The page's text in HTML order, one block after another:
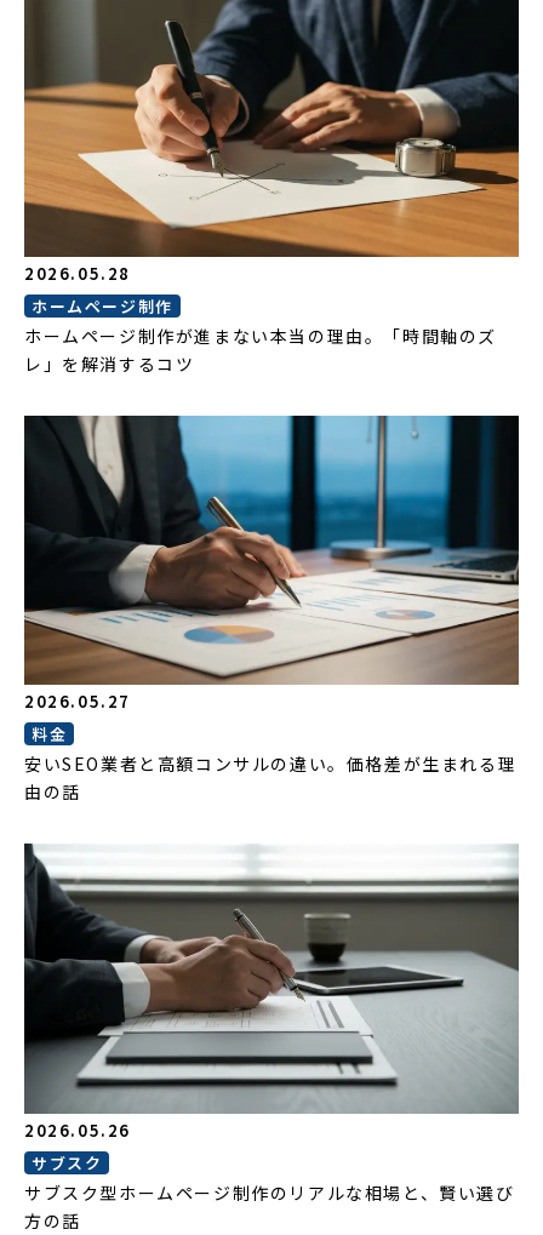
2026.05.28
ホームページ制作
ホームページ制作が進まない本当の理由。「時間軸のズ
レ」を解消するコツ
2026.05.27
料金
安いSEO業者と高額コンサルの違い。価格差が生まれる理
由の話
2026.05.26
サブスク
サブスク型ホームページ制作のリアルな相場と、賢い選び
方の話